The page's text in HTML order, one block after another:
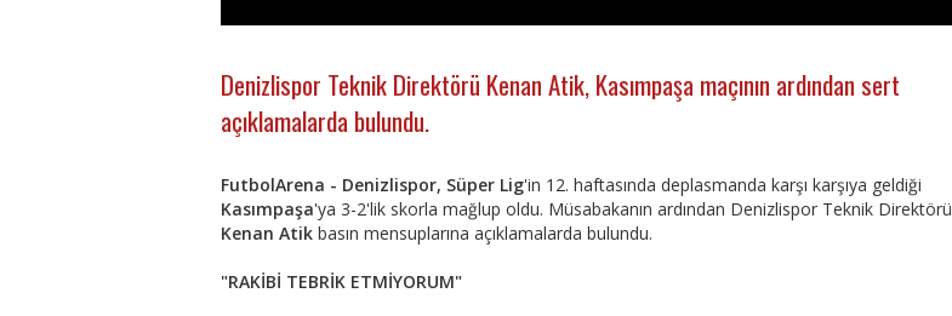
Denizlispor Teknik Direktörü Kenan Atik, Kasımpaşa maçının ardından sert
açıklamalarda bulundu.
FutbolArena - Denizlispor, Süper Lig'in 12. haftasında deplasmanda karşı karşıya geldiği
Kasımpaşa'ya 3-2'lik skorla mağlup oldu. Müsabakanın ardından Denizlispor Teknik Direktörü
Kenan Atik basın mensuplarına açıklamalarda bulundu.
"RAKİBİ TEBRİK ETMİYORUM"